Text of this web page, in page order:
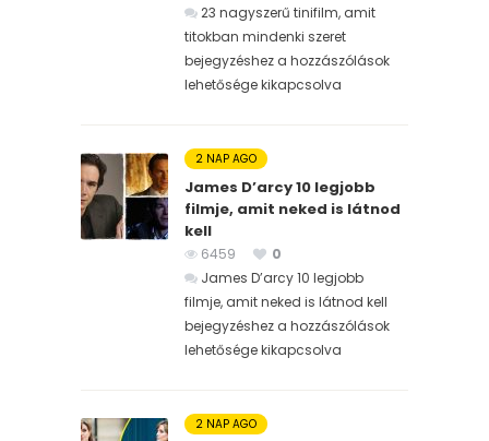
23 nagyszerű tinifilm, amit
titokban mindenki szeret
bejegyzéshez a hozzászólások
lehetősége kikapcsolva
2 NAP AGO
James D’arcy 10 legjobb
filmje, amit neked is látnod
kell
6459
0
James D’arcy 10 legjobb
filmje, amit neked is látnod kell
bejegyzéshez a hozzászólások
lehetősége kikapcsolva
2 NAP AGO